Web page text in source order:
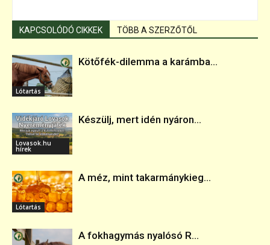
KAPCSOLÓDÓ CIKKEK TÖBB A SZERZŐTŐL
Lótartás
Kötőfék-dilemma a karámba...
Lovasok.hu
hírek
Készülj, mert idén nyáron...
Lótartás
A méz, mint takarmánykieg...
A fokhagymás nyalósó R...